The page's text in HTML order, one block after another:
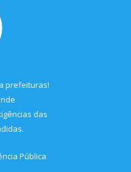
prefeituras!
das
Pública